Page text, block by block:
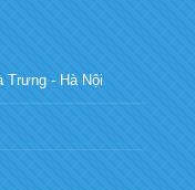
Trưng - Hà Nội